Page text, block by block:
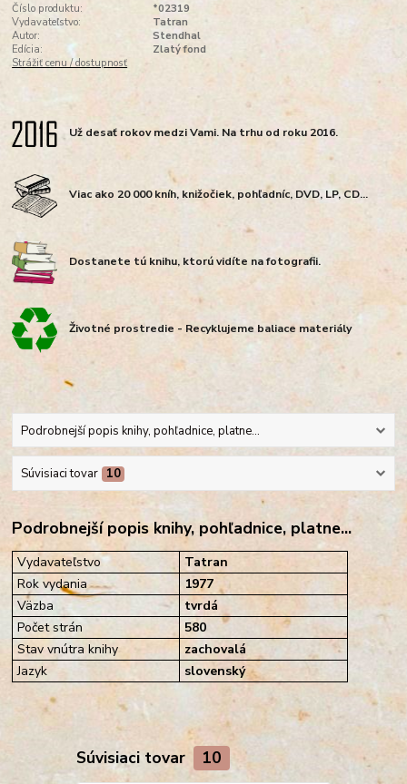
Číslo produktu:
*02319
Vydavateľstvo:
Tatran
Autor:
Stendhal
Edícia:
Zlatý fond
Strážiť cenu / dostupnosť
Už desať rokov medzi Vami. Na trhu od roku 2016.
Viac ako 20 000 kníh, knižočiek, pohľadníc, DVD, LP, CD...
Dostanete tú knihu, ktorú vidíte na fotografii.
Životné prostredie - Recyklujeme baliace materiály
Podrobnejší popis knihy, pohľadnice, platne...
Súvisiaci tovar 10
Podrobnejší popis knihy, pohľadnice, platne...
Vydavateľstvo
Tatran
Rok vydania
1977
Väzba
tvrdá
Počet strán
580
Stav vnútra knihy
zachovalá
Jazyk
slovenský
Súvisiaci tovar 10